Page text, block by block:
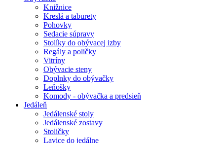
Knižnice
Kreslá a taburety
Pohovky
Sedacie súpravy
Stolíky do obývacej izby
Regály a poličky
Vitríny
Obývacie steny
Doplnky do obývačky
Leňošky
Komody - obývačka a predsieň
Jedáleň
Jedálenské stoly
Jedálenské zostavy
Stoličky
Lavice do jedálne